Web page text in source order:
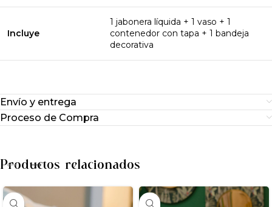
Incluye
1 jabonera líquida + 1 vaso + 1
contenedor con tapa + 1 bandeja
decorativa
Envío y entrega
Proceso de Compra
Productos relacionados